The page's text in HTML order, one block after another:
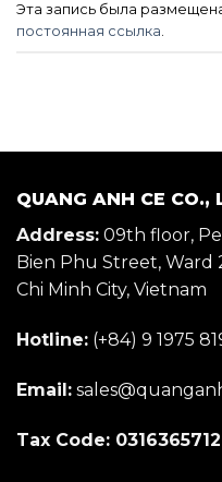
Эта запись была
постоянная ссылка.
QUANG ANH CE CO.,
Address: 09th floor,
Bien Phu Street, Ward
Chi Minh City, Vietnam
Hotline: (+84) 9 1975
Email:
Tax Code: 0316365712